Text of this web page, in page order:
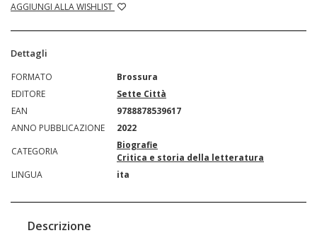
AGGIUNGI ALLA WISHLIST
Dettagli
FORMATO
Brossura
EDITORE
Sette Città
EAN
9788878539617
ANNO PUBBLICAZIONE
2022
CATEGORIA
Biografie
Critica e storia della letteratura
LINGUA
ita
Descrizione